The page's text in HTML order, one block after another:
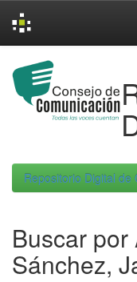
navigation
Repositorio Digital de
Buscar
Sánchez,